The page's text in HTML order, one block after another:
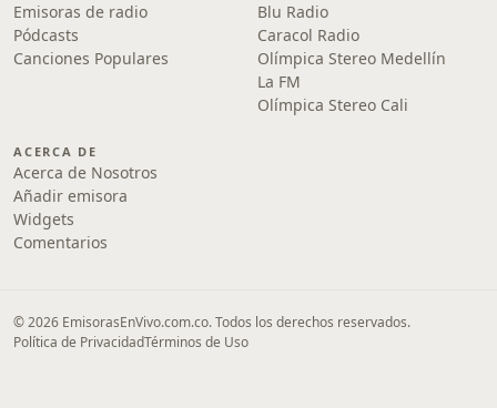
Emisoras de radio
Pódcasts
Canciones Populares
Blu Radio
Caracol Radio
Olímpica Stereo Medellín
La FM
Olímpica Stereo Cali
ACERCA DE
Acerca de Nosotros
Añadir emisora
Widgets
Comentarios
© 2026 EmisorasEnVivo.com.co. Todos los derechos reservados.
Política de PrivacidadTérminos de Uso